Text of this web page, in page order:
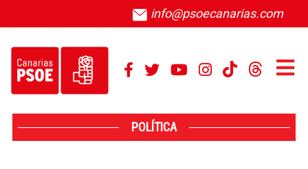
info@psoecanarias.com
POLÍTICA